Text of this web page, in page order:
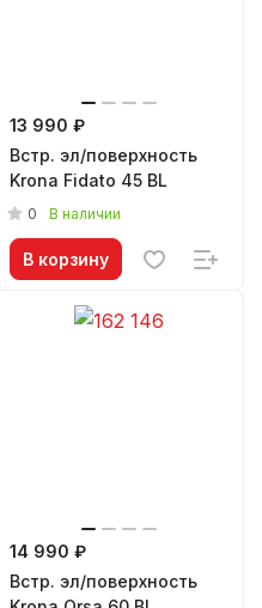
13 990 ₽
Встр. эл/поверхность
Krona Fidato 45 BL
0 В наличии
В корзину
14 990 ₽
Встр. эл/поверхность